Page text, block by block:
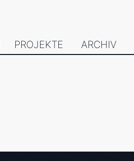
PROJEKTE ARCHIV